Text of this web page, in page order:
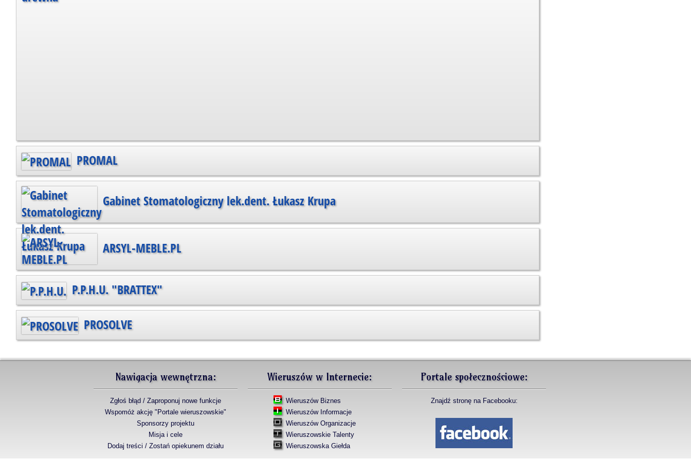
PROMAL
Gabinet Stomatologiczny lek.dent. Łukasz Krupa
ARSYL-MEBLE.PL
P.P.H.U. "BRATTEX"
PROSOLVE
Nawigacja wewnętrzna:
Zgłoś błąd / Zaproponuj nowe funkcje
Wspomóż akcję "Portale wieruszowskie"
Sponsorzy projektu
Misja i cele
Dodaj treści / Zostań opiekunem działu
Wieruszów w Internecie:
Wieruszów Biznes
Wieruszów Informacje
Wieruszów Organizacje
Wieruszowskie Talenty
Wieruszowska Giełda
Portale społecznościowe:
Znajdź stronę na Facebooku: